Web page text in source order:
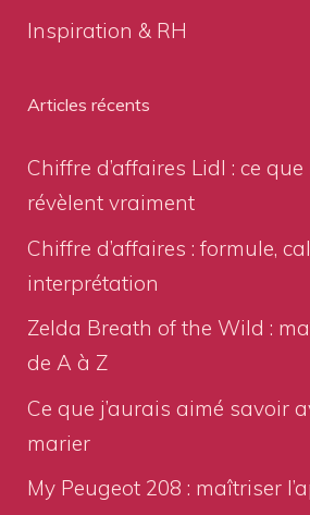
Inspiration & RH
Articles récents
Chiffre d’affaires Lidl : ce
révèlent vraiment
Chiffre d’affaires : formule,
interprétation
Zelda Breath of the Wild :
de A à Z
Ce que j’aurais aimé savoir
marier
My Peugeot 208 : maîtriser